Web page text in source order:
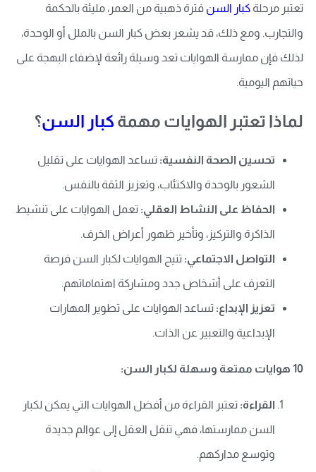
تعتبر مرحلة كبار السن فترة ذهبية من العمر، مليئة بالحكمة
والتجارب. ومع ذلك، قد يشعر بعض كبار السن بالملل أو الوحدة،
لذلك فإن ممارسة الهوايات تعد وسيلة رائعة لإضفاء البهجة على
حياتهم اليومية.
لماذا تعتبر الهوايات مهمة كبار السن؟
تحسين الصحة النفسية: تساعد الهوايات على تقليل
الشعور بالوحدة والاكتئاب، وتعزيز الثقة بالنفس.
الحفاظ على النشاط العقلي: تعمل الهوايات على تنشيط
الذاكرة والتركيز، وتأخير ظهور أعراض الخرف.
التواصل الاجتماعي: تتيح الهوايات لكبار السن فرصة
التعرف على أشخاص جدد ومشاركة اهتماماتهم.
تعزيز الإبداع: تساعد الهوايات على تطوير المهارات
الإبداعية والتعبير عن الذات.
10 هوايات ممتعة وسهلة لكبار السن:
القراءة: تعتبر القراءة من أفضل الهوايات التي يمكن لكبار
السن ممارستها، فهي تنقل العقل إلى عوالم جديدة
وتوسع مداركهم.